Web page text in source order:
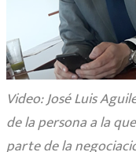
Video: José Luis
de la persona a la
parte de la